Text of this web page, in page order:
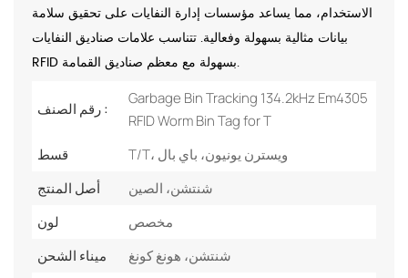
الاستخدام، مما يساعد مؤسسات إدارة النفايات على تحقيق سلامة
بيانات مثالية بسهولة وفعالية. تتناسب علامات صناديق النفايات
RFID بسهولة مع معظم صناديق القمامة.
رقم الصنف :
Garbage Bin Tracking 134.2kHz Em4305
RFID Worm Bin Tag for T
قسط
T/T، ويسترن يونيون، باي بال
أصل المنتج
شنتشن، الصين
لون
مخصص
ميناء الشحن
شنتشن، هونغ كونغ